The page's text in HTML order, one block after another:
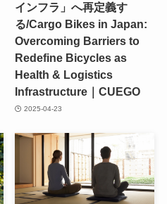
インフラ」へ再定義す
る/Cargo Bikes in Japan:
Overcoming Barriers to
Redefine Bicycles as
Health & Logistics
Infrastructure｜CUEGO
2025-04-23